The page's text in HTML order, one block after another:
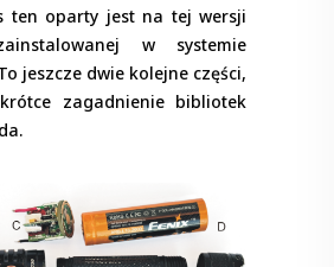
ten oparty jest na tej wersji
w systemie
jeszcze dwie kolejne części,
zagadnienie bibliotek